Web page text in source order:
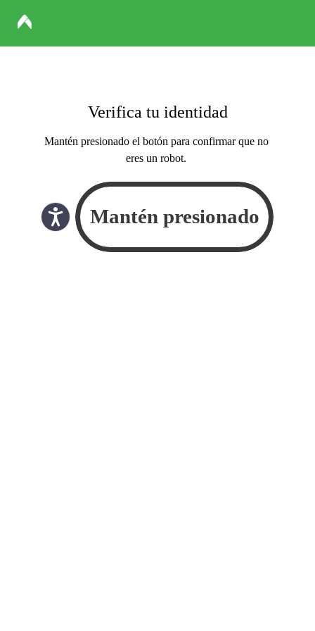
Verifica tu identidad
Mantén presionado el botón para confirmar que no
eres un robot.